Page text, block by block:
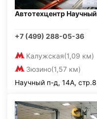
Автотехцентр Научный
+7 (499) 288-05-36
Калужская(1,09 км)
Зюзино(1,57 км)
Научный п-д, 14А, стр.8